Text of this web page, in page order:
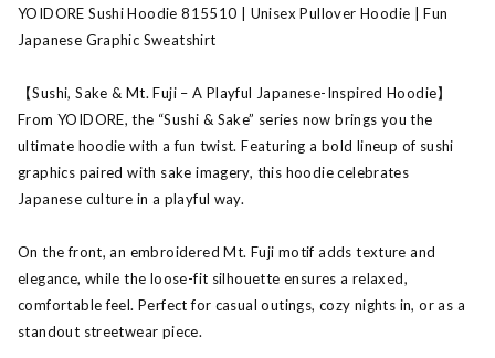
YOIDORE Sushi Hoodie 815510 | Unisex Pullover Hoodie | Fun
Japanese Graphic Sweatshirt
【Sushi, Sake & Mt. Fuji – A Playful Japanese-Inspired Hoodie】
From YOIDORE, the “Sushi & Sake” series now brings you the
ultimate hoodie with a fun twist. Featuring a bold lineup of sushi
graphics paired with sake imagery, this hoodie celebrates
Japanese culture in a playful way.
On the front, an embroidered Mt. Fuji motif adds texture and
elegance, while the loose-fit silhouette ensures a relaxed,
comfortable feel. Perfect for casual outings, cozy nights in, or as a
standout streetwear piece.